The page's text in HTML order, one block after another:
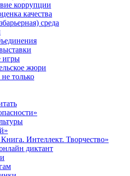
коррупции
качества
среда
игры
жюри
только
Интеллект. Творчество»
диктант